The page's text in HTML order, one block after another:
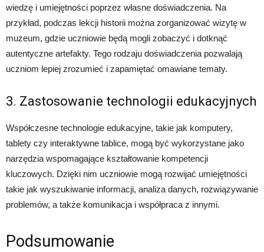
wiedzę i umiejętności poprzez własne doświadczenia. Na
przykład, podczas lekcji historii można zorganizować wizytę w
muzeum, gdzie uczniowie będą mogli zobaczyć i dotknąć
autentyczne artefakty. Tego rodzaju doświadczenia pozwalają
uczniom lepiej zrozumieć i zapamiętać omawiane tematy.
3. Zastosowanie technologii edukacyjnych
Współczesne technologie edukacyjne, takie jak komputery,
tablety czy interaktywne tablice, mogą być wykorzystane jako
narzędzia wspomagające kształtowanie kompetencji
kluczowych. Dzięki nim uczniowie mogą rozwijać umiejętności
takie jak wyszukiwanie informacji, analiza danych, rozwiązywanie
problemów, a także komunikacja i współpraca z innymi.
Podsumowanie